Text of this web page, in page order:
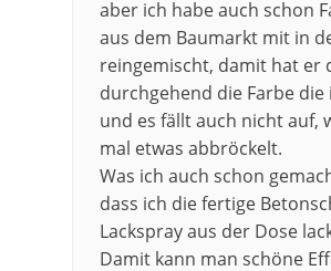
aber ich habe auch schon
aus dem Baumarkt mit in
reingemischt, damit hat er
durchgehend die Farbe
und es fällt auch nicht auf,
mal etwas abbröckelt.
Was ich auch schon
dass ich die fertige
Lackspray aus der Dose
Damit kann man schöne